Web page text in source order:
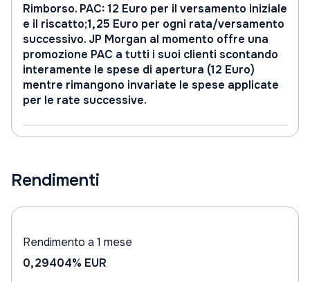
Rimborso. PAC: 12 Euro per il versamento iniziale
e il riscatto;1,25 Euro per ogni rata/versamento
successivo. JP Morgan al momento offre una
promozione PAC a tutti i suoi clienti scontando
interamente le spese di apertura (12 Euro)
mentre rimangono invariate le spese applicate
per le rate successive.
Rendimenti
Rendimento a 1 mese
0,29404% EUR